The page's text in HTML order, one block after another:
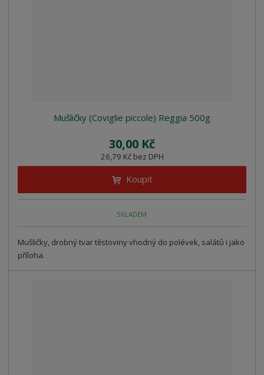
Mušličky (Coviglie piccole) Reggia 500g
30,00 Kč
26,79 Kč bez DPH
Koupit
SKLADEM
Mušličky, drobný tvar těstoviny vhodný do polévek, salátů i jako
příloha.